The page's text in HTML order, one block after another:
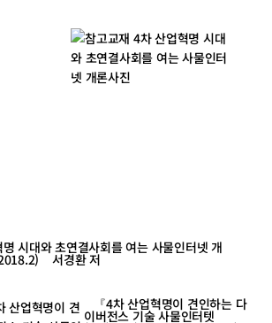
시대와 초연결사회를 여는 사물인터넷 개
서경환 저
『4차 산업혁명이 견인하는 다
이버전스 기술 사물인터텟